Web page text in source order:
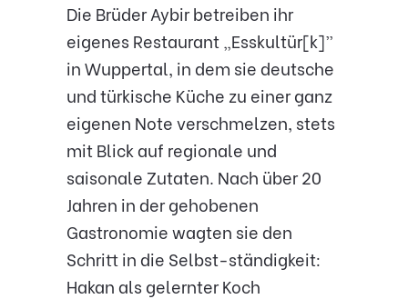
Die Brüder Aybir betreiben ihr
eigenes Restaurant „Esskultür[k]”
in Wuppertal, in dem sie deutsche
und türkische Küche zu einer ganz
eigenen Note verschmelzen, stets
mit Blick auf regionale und
saisonale Zutaten. Nach über 20
Jahren in der gehobenen
Gastronomie wagten sie den
Schritt in die Selbst-ständigkeit:
Hakan als gelernter Koch